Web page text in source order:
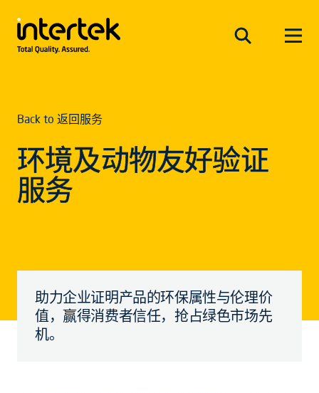
Back to 返回服务
环境及动物友好验证
服务
助力企业证明产品的环保属性与伦理价
值，赢得消费者信任，抢占绿色市场先
机。